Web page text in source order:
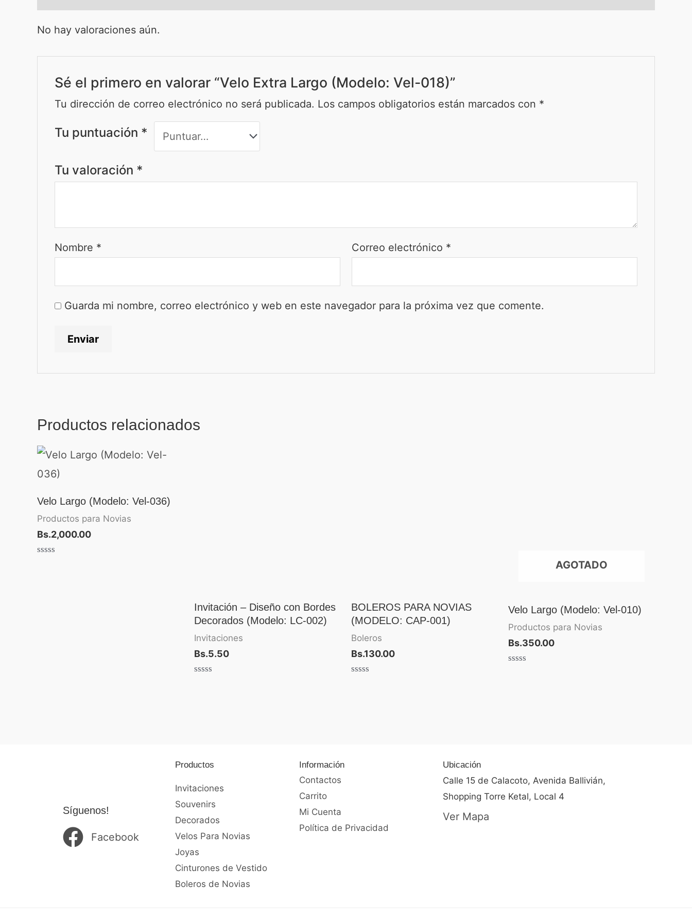
No hay valoraciones aún.
Sé el primero en valorar “Velo Extra Largo (Modelo: Vel-018)”
Tu dirección de correo electrónico no será publicada. Los campos obligatorios están marcados con *
Tu puntuación *
Tu valoración *
Nombre * Correo electrónico *
Guarda mi nombre, correo electrónico y web en este navegador para la próxima vez que comente.
Productos relacionados
Velo Largo (Modelo: Vel-036)
Productos para Novias
Bs.2,000.00
Invitación – Diseño con Bordes
Decorados (Modelo: LC-002)
Invitaciones
Bs.5.50
BOLEROS PARA NOVIAS
(MODELO: CAP-001)
Boleros
Bs.130.00
AGOTADO
Velo Largo (Modelo: Vel-010)
Productos para Novias
Bs.350.00
Síguenos!
Facebook
Productos
Invitaciones
Souvenirs
Decorados
Velos Para Novias
Joyas
Cinturones de Vestido
Boleros de Novias
Información
Contactos
Carrito
Mi Cuenta
Política de Privacidad
Ubicación
Calle 15 de Calacoto, Avenida Ballivián,
Shopping Torre Ketal, Local 4
Ver Mapa